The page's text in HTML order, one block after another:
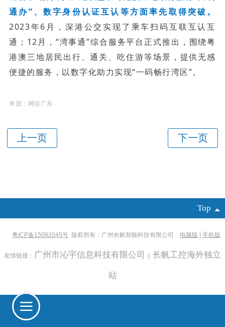
通办”、数字身份认证互认等方面率先取得突破。
2023年6月，深港公交实现了乘车扫码互联互认互
通；12月，“湾事通”综合服务平台正式推出，围绕粤
港澳三地居民出行、通关、吃住游等场景，提供无感
便捷的服务，以数字化助力实现“一码畅行湾区”。
来源：网信广东
Top
粤ICP备15082045号 版权所有：广州长帆智能科技有限公司 电脑版 手机版
友情链接： 广州市沁宇信息科技有限公司 长帆工控海外独立
站